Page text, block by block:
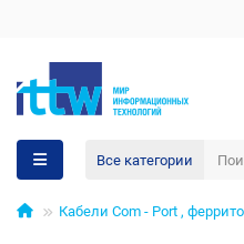
Все категории
Кабели Com - Port ,